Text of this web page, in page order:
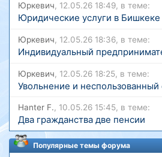
Юркевич, 12.05.26 18:49, в теме:
Юридические услуги в Бишкеке
Юркевич, 12.05.26 18:36, в теме:
Индивидуальный
Юркевич, 12.05.26 18:25, в теме:
Увольнение и неспользованный
Hanter F., 10.05.26 15:45, в теме:
Два гражданства две пенсии
Популярные темы форума